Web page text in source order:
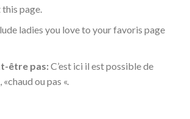
page.
ladies you love to your favoris page
être pas:C’est ici il est possible de
ou pas «.